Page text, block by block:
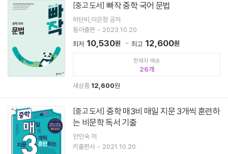
[중고 도서] 빠작 중학 국어 문법
허단비,이은정 공저
동아출판
2023.10.20.
최저 10,530원 최고 12,600원
판매자 배송
26
새상품 12,600원
[중고 도서] 중학 매3비 매일 지문 3개씩 훈련하
는 비문학 독서 기출
안인숙 저
키출판사
2021.10.20.